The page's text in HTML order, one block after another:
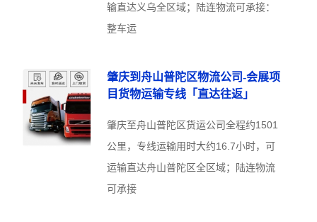
输直达义乌全区域；陆连物流可承接：
整车运
肇庆到舟山普陀区物流公司-会展项
目货物运输专线「直达往返」
肇庆至舟山普陀区货运公司全程约1501
公里，专线运输用时大约16.7小时，可
运输直达舟山普陀区全区域；陆连物流
可承接